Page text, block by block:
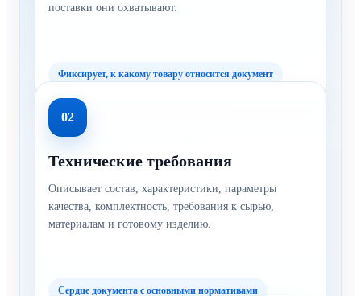
поставки они охватывают.
Фиксирует, к какому товару относится документ
02
Технические требования
Описывает состав, характеристики, параметры
качества, комплектность, требования к сырью,
материалам и готовому изделию.
Сердце документа с основными нормативами